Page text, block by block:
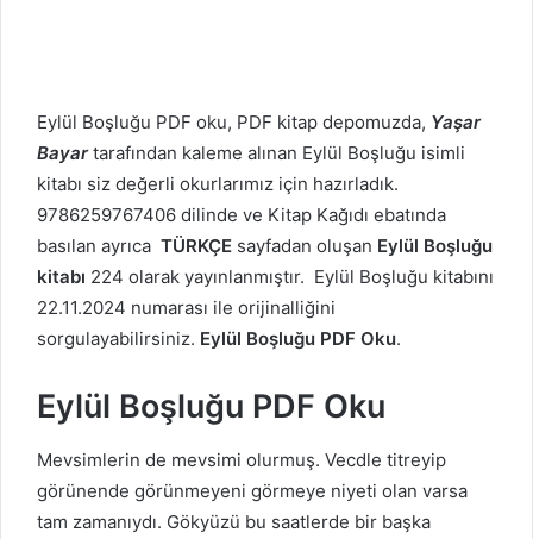
Eylül Boşluğu PDF oku, PDF kitap depomuzda, Yaşar
Bayartarafından kaleme alınan Eylül Boşluğu isimli
kitabı siz değerli okurlarımız için hazırladık.
9786259767406 dilinde ve Kitap Kağıdı ebatında
basılan ayrıca TÜRKÇE sayfadan oluşan Eylül Boşluğu
kitabı 224 olarak yayınlanmıştır. Eylül Boşluğu kitabını
22.11.2024 numarası ile orijinalliğini
sorgulayabilirsiniz. Eylül Boşluğu PDF Oku.
Eylül Boşluğu PDF Oku
Mevsimlerin de mevsimi olurmuş. Vecdle titreyip
görünende görünmeyeni görmeye niyeti olan varsa
tam zamanıydı. Gökyüzü bu saatlerde bir başka